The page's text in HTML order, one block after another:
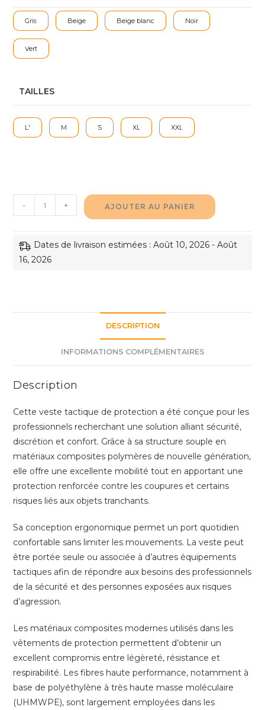
Gris Beige Beige blanc Noir
Vert
TAILLES
L' M S XL XXL
quantité
de
Tactique
Haute
Discrète
Anti-
pour
Usage
Professionnel
- + AJOUTER AU PANIER
Dates de livraison estimées : Août 10, 2026 - Août
16, 2026
DESCRIPTION
INFORMATIONS COMPLÉMENTAIRES
Description
Cette veste tactique de protection a été conçue pour les
professionnels recherchant une solution alliant sécurité,
discrétion et confort. Grâce à sa structure souple en
matériaux composites polymères de nouvelle génération,
elle offre une excellente mobilité tout en apportant une
protection renforcée contre les coupures et certains
risques liés aux objets tranchants.
Sa conception ergonomique permet un port quotidien
confortable sans limiter les mouvements. La veste peut
être portée seule ou associée à d’autres équipements
tactiques afin de répondre aux besoins des professionnels
de la sécurité et des personnes exposées aux risques
d’agression.
Les matériaux composites modernes utilisés dans les
vêtements de protection permettent d’obtenir un
excellent compromis entre légèreté, résistance et
respirabilité. Les fibres haute performance, notamment à
base de polyéthylène à très haute masse moléculaire
(UHMWPE), sont largement employées dans les